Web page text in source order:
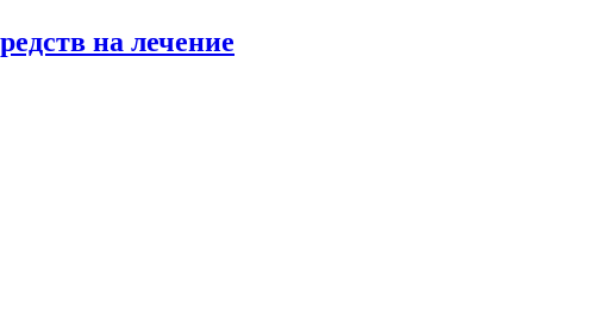
на лечение